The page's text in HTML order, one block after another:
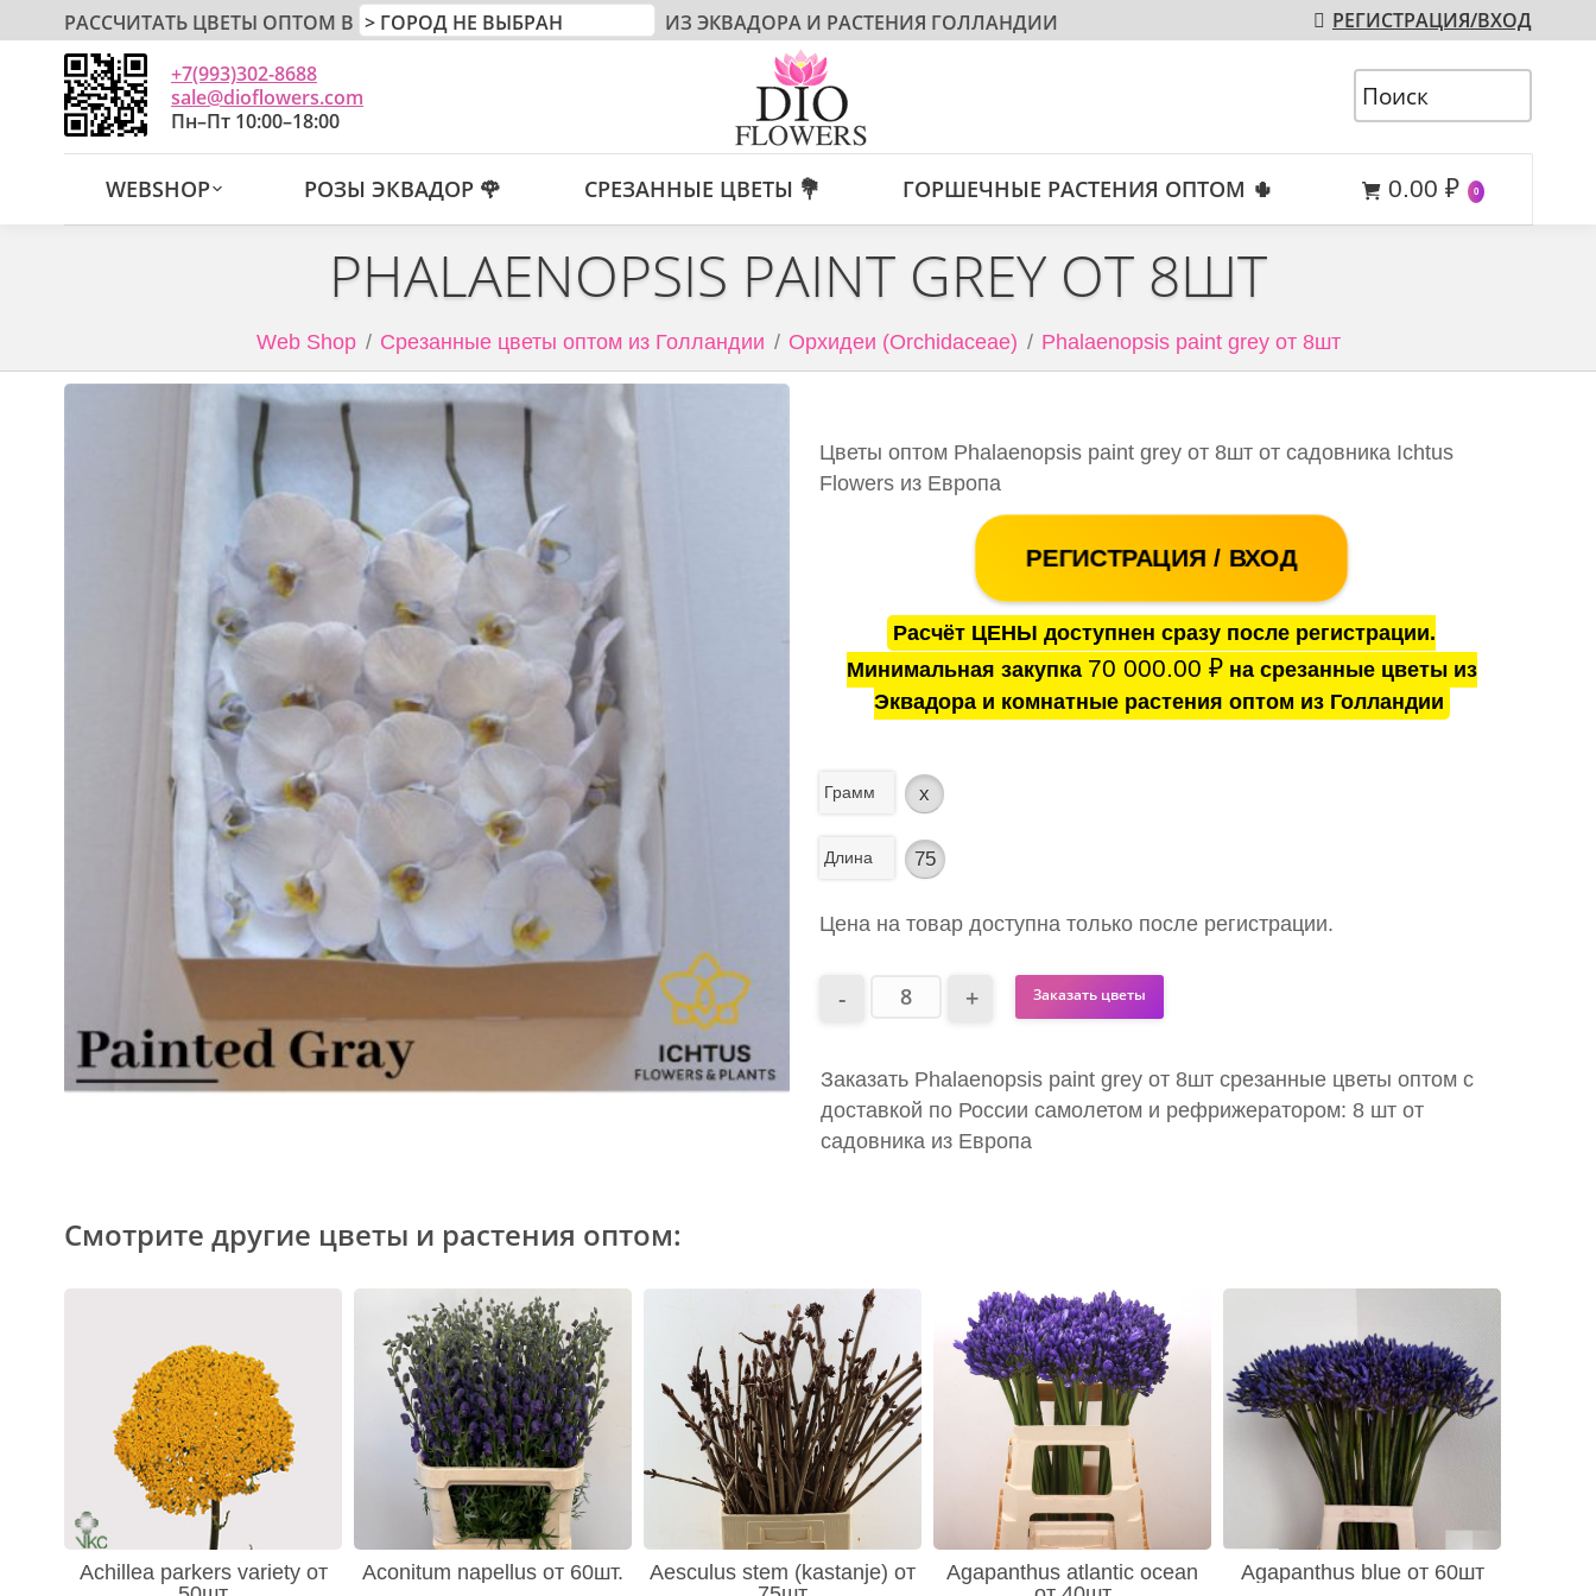
РАССЧИТАТЬ ЦВЕТЫ ОПТОМ В ИЗ ЭКВАДОРА И РАСТЕНИЯ ГОЛЛАНДИИ РЕГИСТРАЦИЯ/ВХОД
+7(993)302-8688
sale@dioflowers.com
Пн–Пт 10:00–18:00
WEBSHOP РОЗЫ ЭКВАДОР 🌹 СРЕЗАННЫЕ ЦВЕТЫ 💐 ГОРШЕЧНЫЕ РАСТЕНИЯ ОПТОМ 🌵 0.00 ₽ 0
PHALAENOPSIS PAINT GREY ОТ 8ШТ
Web Shop Срезанные цветы оптом из Голландии Орхидеи (Orchidaceae) Phalaenopsis paint grey от 8шт
Цветы оптом Phalaenopsis paint grey от 8шт от садовника Ichtus
Flowers из Европа
РЕГИСТРАЦИЯ / ВХОД
Расчёт ЦЕНЫ доступнен сразу после регистрации.
Минимальная закупка 70 000.00 ₽на срезанные цветы из
Эквадора и комнатные растения оптом из Голландии
Грамм x
Длина 75
Цена на товар доступна только после регистрации.
Заказать цветы
Заказать Phalaenopsis paint grey от 8шт срезанные цветы оптом с
доставкой по России самолетом и рефрижератором: 8 шт от
садовника из Европа
Смотрите другие цветы и растения оптом:
Achillea parkers variety от
Aconitum napellus от 60шт.
Aesculus stem (kastanje) от
Agapanthus atlantic ocean
Agapanthus blue от 60шт